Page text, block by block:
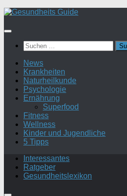
Suchen
nach:
News
Krankheiten
Naturheilkunde
Psychologie
Ernährung
Superfood
Fitness
Wellness
Kinder und Jugendliche
5 Tipps
Interessantes
Ratgeber
Gesundheitslexikon